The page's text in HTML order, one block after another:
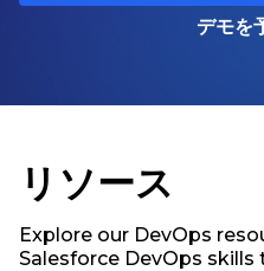
デモを
リソース
Explore our DevOps
Salesforce DevOps skills